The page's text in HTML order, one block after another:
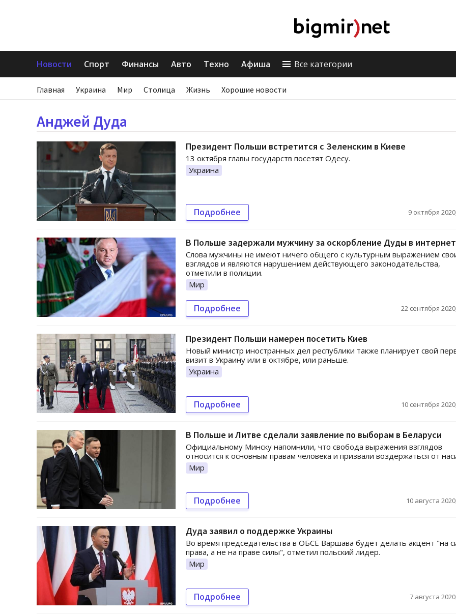
Новости Спорт Финансы Авто Техно Афиша Все категории
Главная Украина Мир Столица Жизнь Хорошие новости
Анджей Дуда
Президент Польши встретится с Зеленским в Киеве
13 октября главы государств посетят Одесу.
Украина
Подробнее 9 октября
В Польше задержали мужчину за оскорбление Дуды в
Слова мужчины не имеют ничего общего с культурным выражением
взглядов и являются нарушением действующего законодательства,
отметили в полиции.
Мир
Подробнее 22 сентября
Президент Польши намерен посетить Киев
Новый министр иностранных дел республики также планирует свой
визит в Украину или в октябре, или раньше.
Украина
Подробнее 10 сентября
В Польше и Литве сделали заявление по выборам в Беларуси
Официальному Минску напомнили, что свобода выражения взглядов
относится к основным правам человека и призвали воздержаться от
Мир
Подробнее 10 августа
Дуда заявил о поддержке Украины
Во время председательства в ОБСЕ Варшава будет делать акцент "на
права, а не на праве силы", отметил польский лидер.
Мир
Подробнее 7 августа